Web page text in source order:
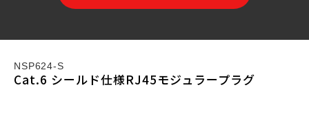
NSP624-S
Cat.6 シールド仕様RJ45モジュラープラグ